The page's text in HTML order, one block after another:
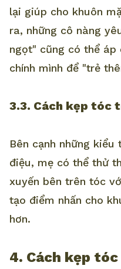
lại giúp cho khuôn
ra, những cô nàng
ngọt" cũng có thể áp
chính mình để "trẻ
3.3. Cách kẹp tóc
Bên cạnh những
điệu, mẹ có thể thử
xuyến bên trên tóc
tạo điểm nhấn cho
hơn.
4. Cách kẹp